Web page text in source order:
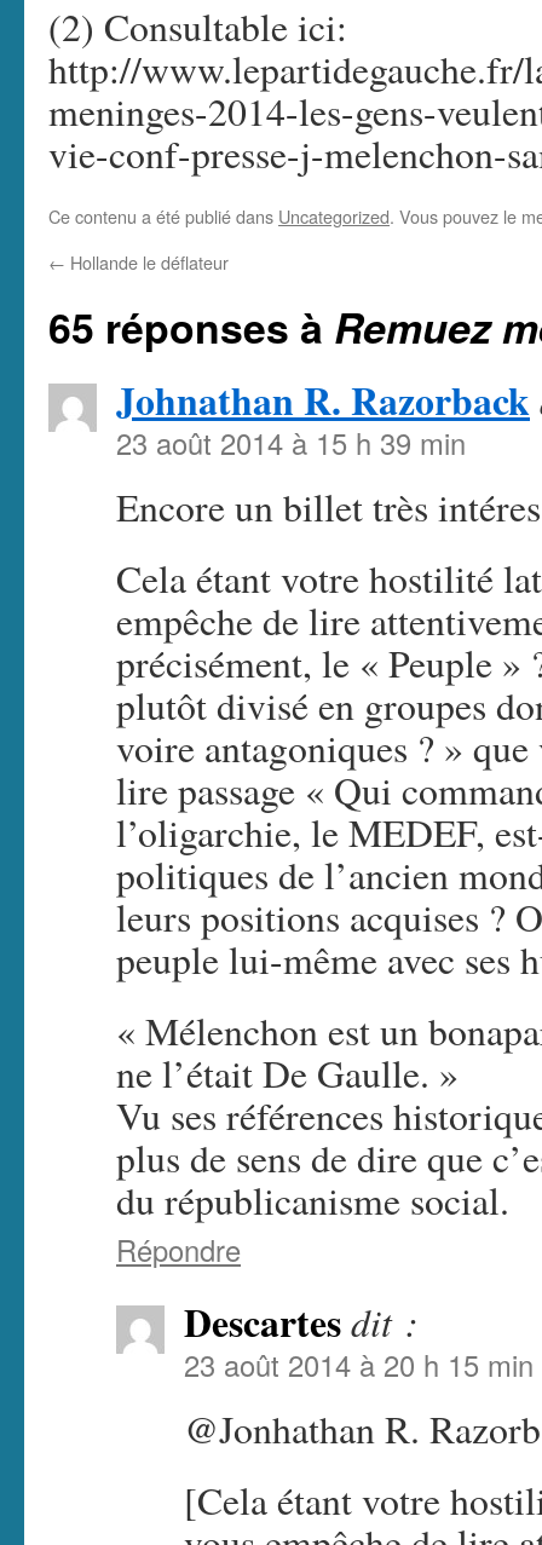
(2) Consultable ici:
http://www.lepartidegauche.fr/
meninges-2014-les-gens-
vie-conf-presse-j-melenchon-
Ce contenu a été publié dans Uncategorized. Vous pouvez le
← Hollande le déflateur
65 réponses à Remuez
Johnathan R. Razorback
23 août 2014 à 15 h 39 min
Encore un billet très
Cela étant votre hostilité
empêche de lire
précisément, le « Peuple
plutôt divisé en groupes
voire antagoniques ? »
lire passage « Qui
l’oligarchie, le MEDEF,
politiques de l’ancien
leurs positions acquises ?
peuple lui-même avec ses
« Mélenchon est un
ne l’était De Gaulle. »
Vu ses références
plus de sens de dire que
du républicanisme social.
Répondre
Descartesdit :
23 août 2014 à 20 h 15 min
@Jonhathan R.
[Cela étant votre